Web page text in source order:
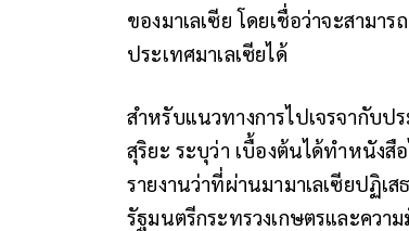
ของมาเลเซีย โดยเชื่อว่าจะสามา
ประเทศมาเลเซียได้
สำหรับแนวทางการไปเจรจากับป
สุริยะ ระบุว่า เบื้องต้นได้ทำหนังสื
รายงานว่าที่ผ่านมามาเลเซียปฏิเ
รัฐมนตรีกระทรวงเกษตรและควา